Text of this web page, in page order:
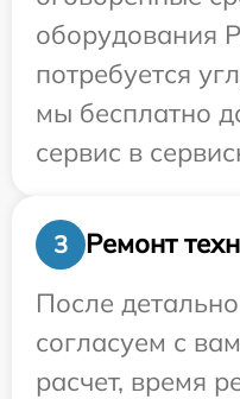
оборудования
потребуется
мы бесплатно
сервис в
3
Ремонт
После
согласуем с
расчет, время